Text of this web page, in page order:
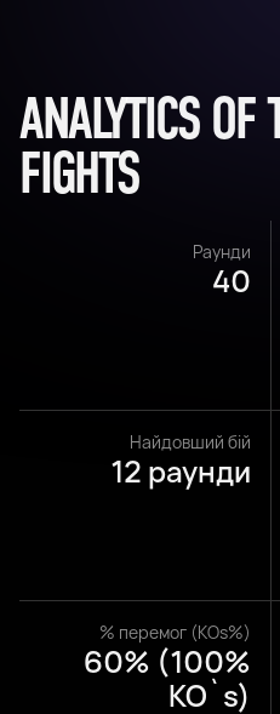
ANALYTICS OF
FIGHTS
Раунди
40
Найдовший бій
12 раунди
% перемог (KOs%)
60% (100%
KO`s)